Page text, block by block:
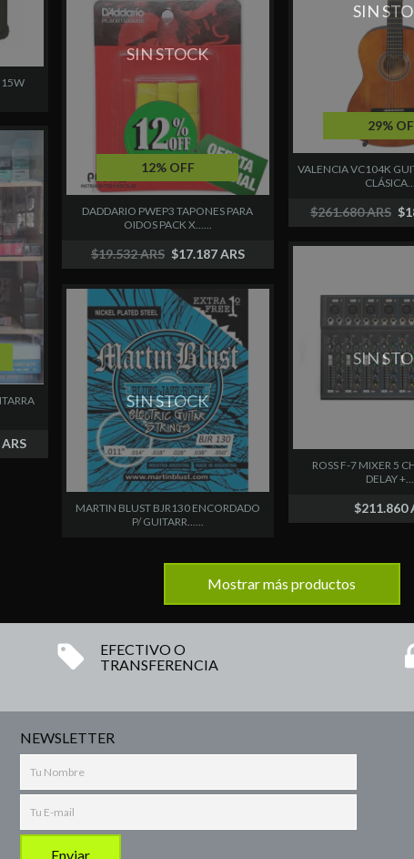
15W
12% OFF
SIN STOCK
DADDARIO PWEP3 TAPONES PARA
OIDOS PACK X......
$19.532 ARS $17.187 ARS
29%
SIN
VALENCIA VC104K
$261.680 ARS
SIN STOCK
MARTIN BLUST BJR130 ENCORDADO
P/ GUITARR......
SIN
ROSS F-7 MIXER 5
DELAY
$211.860
Mostrar más productos
EFECTIVO O
TRANSFERENCIA
NEWSLETTER